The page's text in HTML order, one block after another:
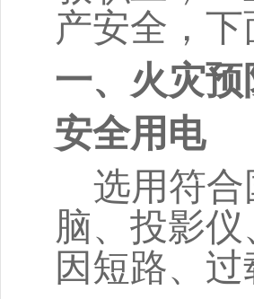
产安全，
一、火灾
安全用电
选用符
脑、投影
因短路、